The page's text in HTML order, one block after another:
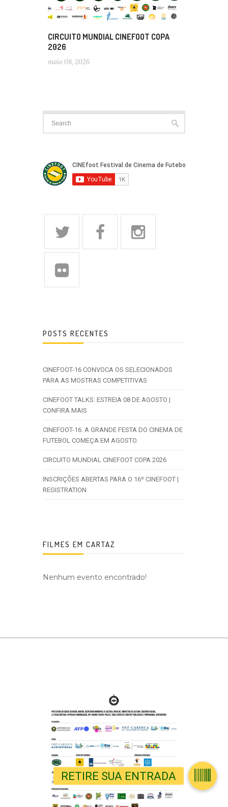
CIRCUITO MUNDIAL CINEFOOT COPA
2026
maio 08, 2026
POSTS RECENTES
CINEFOOT-16 CONVOCA OS SELECIONADOS
PARA AS MOSTRAS COMPETITIVAS
CINEFOOT TALKS: ESTREIA 08 DE AGOSTO |
CONFIRA MAIS
CINEFOOT-16. A GRANDE FESTA DO CINEMA DE
FUTEBOL COMEÇA EM AGOSTO.
CIRCUITO MUNDIAL CINEFOOT COPA 2026
INSCRIÇÕES ABERTAS PARA O 16º CINEFOOT |
REGISTRATION
FILMES EM CARTAZ
Nenhum evento encontrado!